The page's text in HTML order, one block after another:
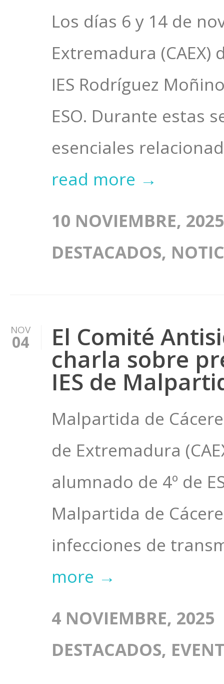
Los días 6 y 14 de
Extremadura
IES Rodríguez
ESO. Durante estas
esenciales
read more →
10 NOVIEMBRE, 2025
DESTACADOS,
NOV
04 El Comité
charla sobre
IES de
Malpartida de
de Extremadura
alumnado de 4º de
Malpartida de
infecciones de
more →
4 NOVIEMBRE, 2025
DESTACADOS,